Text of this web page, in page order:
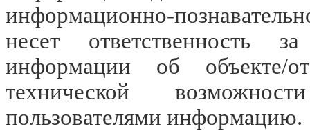
информационно-
несет ответственность
информации об объекте/
технической
пользователями информацию.